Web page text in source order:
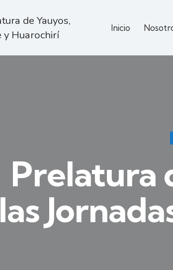
Inicio
Prelatura
las